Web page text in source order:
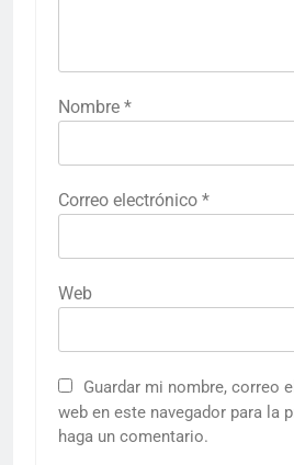
Nombre *
Correo electrónico *
Web
Guardar mi nombre, correo
web en este navegador para la
haga un comentario.